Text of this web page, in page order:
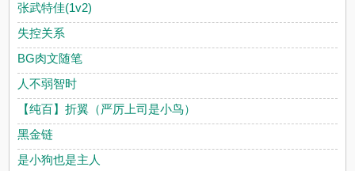
张武特佳(1v2)
失控关系
BG肉文随笔
人不弱智时
【纯百】折翼（严厉上司是小鸟）
黑金链
是小狗也是主人